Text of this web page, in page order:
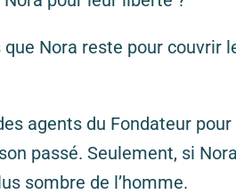
Nora reste pour couvrir
agents du Fondateur
passé. Seulement, si
sombre de l’homme.